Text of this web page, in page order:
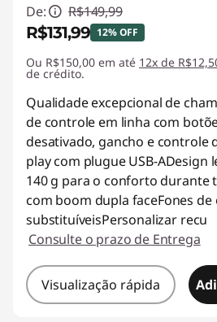
De: R$149,99
R$131,99 12% OFF
Economias instantâneas :-
Ou R$150,00 em até 12x de
de crédito.
Qualidade excepcional de
de controle em linha com
desativado, gancho e controle
play com plugue USB-ADesign
140 g para o conforto durante
com boom dupla faceFones de
substituíveisPersonalizar recu
Consulte o prazo de Entrega
Visualização rápida